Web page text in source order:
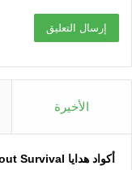
الأخيرة
أكواد هدايا Whiteout Survival الفعّالة – يونيو 2026 | محدّثة يومياً